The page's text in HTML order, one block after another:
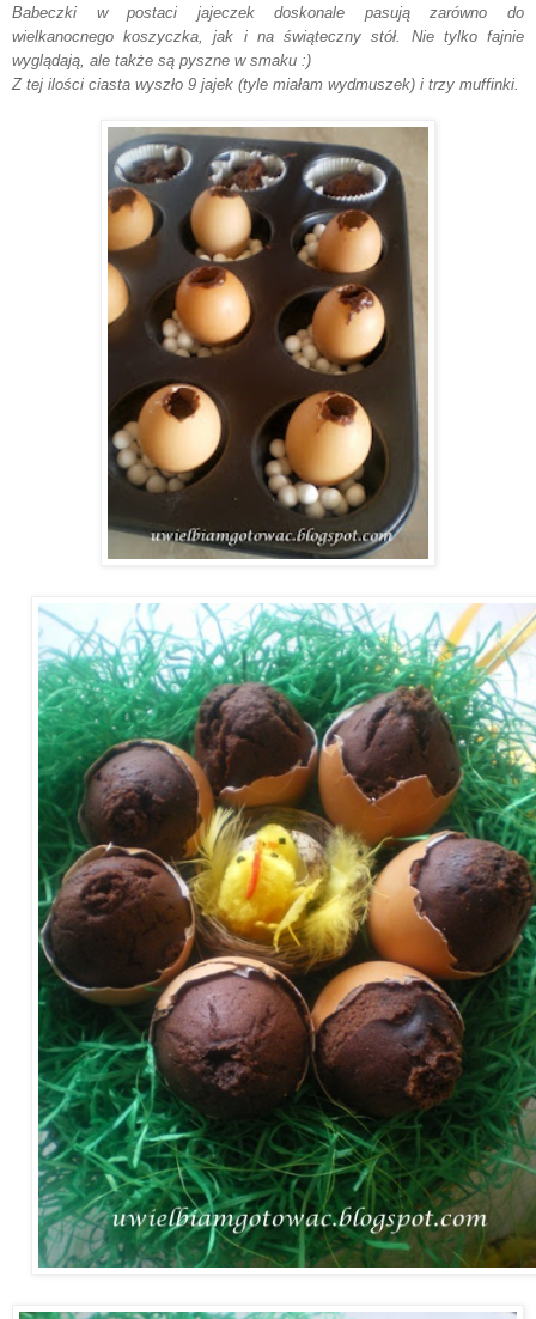
Babeczki w postaci jajeczek doskonale pasują zarówno do
wielkanocnego koszyczka, jak i na świąteczny stół. Nie tylko fajnie
wyglądają, ale także są pyszne w smaku :)
Z tej ilości ciasta wyszło 9 jajek (tyle miałam wydmuszek) i trzy muffinki.